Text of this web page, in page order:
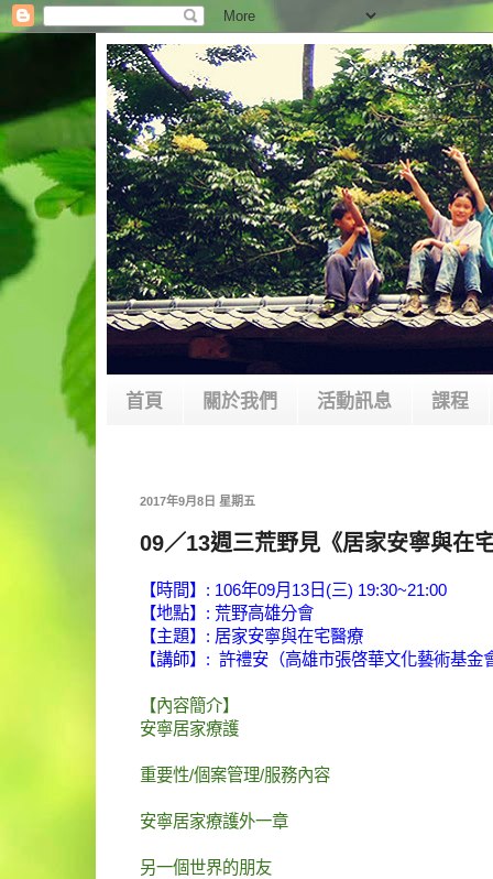
首頁 關於我們 活動訊息 課程
2017年9月8日 星期五
09／13週三荒野見《居家安寧與在
【時間】: 106年09月13日(三) 19:30~21:00
【地點】: 荒野高雄分會
【主題】: 居家安寧與在宅醫療
【講師】: 許禮安（高雄市張啓華文化藝術基金
【內容簡介】
安寧居家療護
重要性/個案管理/服務內容
安寧居家療護外一章
另一個世界的朋友